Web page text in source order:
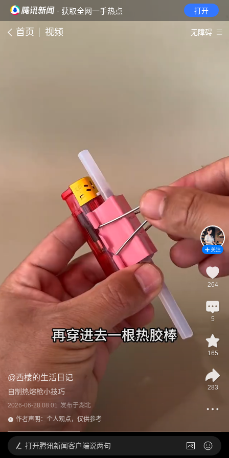
· 获取全网一手热点 打开
首页 视频 无障碍
@西楼的生活日记
自制热熔枪小技巧
2026-06-28 08:01 发布于湖北
作者声明：个人观点，仅供参考
关注
264
5
165
283
打开腾讯新闻客户端说两句